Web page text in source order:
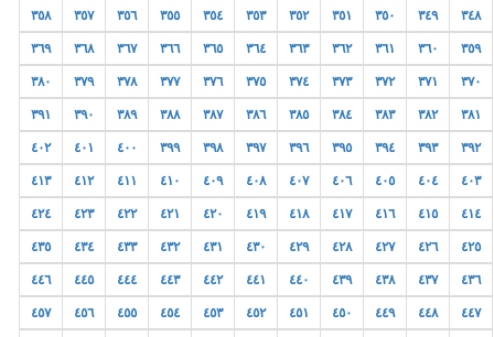
٣٤٨ ٣٤٩ ٣٥٠ ٣٥١ ٣٥٢ ٣٥٣ ٣٥٤ ٣٥٥ ٣٥٦ ٣٥٧ ٣٥٨
٣٥٩ ٣٦٠ ٣٦١ ٣٦٢ ٣٦٣ ٣٦٤ ٣٦٥ ٣٦٦ ٣٦٧ ٣٦٨ ٣٦٩
٣٧٠ ٣٧١ ٣٧٢ ٣٧٣ ٣٧٤ ٣٧٥ ٣٧٦ ٣٧٧ ٣٧٨ ٣٧٩ ٣٨٠
٣٨١ ٣٨٢ ٣٨٣ ٣٨٤ ٣٨٥ ٣٨٦ ٣٨٧ ٣٨٨ ٣٨٩ ٣٩٠ ٣٩١
٣٩٢ ٣٩٣ ٣٩٤ ٣٩٥ ٣٩٦ ٣٩٧ ٣٩٨ ٣٩٩ ٤٠٠ ٤٠١ ٤٠٢
٤٠٣ ٤٠٤ ٤٠٥ ٤٠٦ ٤٠٧ ٤٠٨ ٤٠٩ ٤١٠ ٤١١ ٤١٢ ٤١٣
٤١٤ ٤١٥ ٤١٦ ٤١٧ ٤١٨ ٤١٩ ٤٢٠ ٤٢١ ٤٢٢ ٤٢٣ ٤٢٤
٤٢٥ ٤٢٦ ٤٢٧ ٤٢٨ ٤٢٩ ٤٣٠ ٤٣١ ٤٣٢ ٤٣٣ ٤٣٤ ٤٣٥
٤٣٦ ٤٣٧ ٤٣٨ ٤٣٩ ٤٤٠ ٤٤١ ٤٤٢ ٤٤٣ ٤٤٤ ٤٤٥ ٤٤٦
٤٤٧ ٤٤٨ ٤٤٩ ٤٥٠ ٤٥١ ٤٥٢ ٤٥٣ ٤٥٤ ٤٥٥ ٤٥٦ ٤٥٧